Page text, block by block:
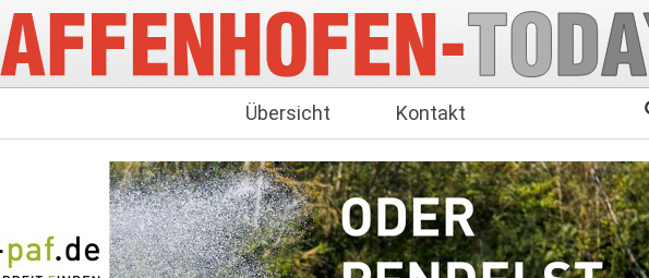
Übersicht Kontakt